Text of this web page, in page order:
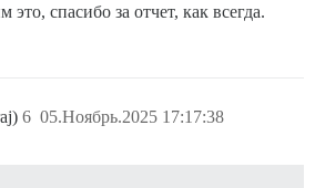
спасибо за отчет, как всегда.
05.Ноябрь.2025 17:17:38
6